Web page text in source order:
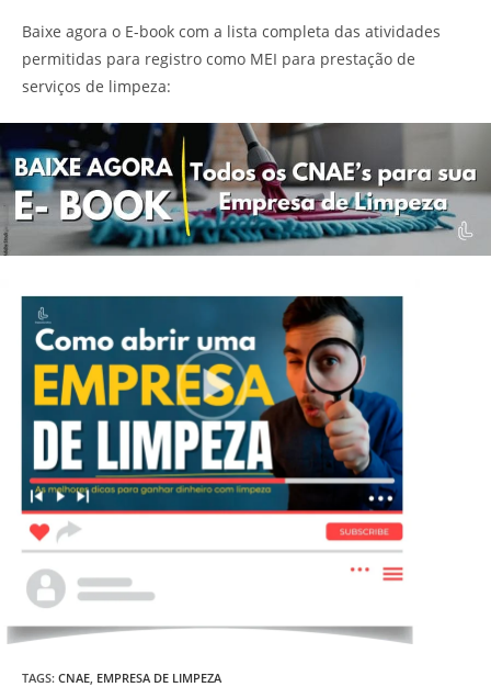
Baixe agora o E-book com a lista completa das atividades
permitidas para registro como MEI para prestação de
serviços de limpeza:
TAGS: CNAE EMPRESA DE LIMPEZA